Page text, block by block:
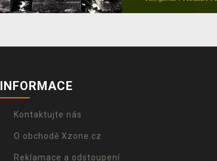
INFORMACE
Kontaktujte nás
O obchodě Xzone.cz
Reklamace a odstoupení